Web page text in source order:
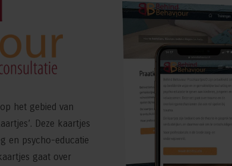
het gebied van
Deze kaartjes
en psycho-educatie
gaat over